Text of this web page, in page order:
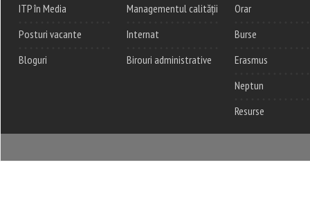
ITP în Media
Posturi vacante
Bloguri
Managementul calității
Internat
Birouri administrative
Orar
Burse
Erasmus
Neptun
Resurse